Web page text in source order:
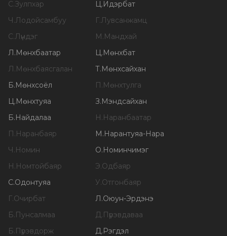
С.Зулпхар Ц.Идэрбат
Ч.Лодойсамбуу Г.Лувсанжамц
С.Лүндэг М.Мандхай
Л.Мөнхбаатар Ц.Мөнхбат
Л.Мөнхбаясгалан Т.Мөнхсайхан
Б.Мөнхсоёл П.Мөнхтулга
Ц.Мөнхтуяа З.Мэндсайхан
Б.Найдалаа Н.Наранбаатар
П.Наранбаяр М.Нарантуяа-Нара
Ч.Номин О.Номинчимэг
Н.Номтойбаяр Э.Одбаяр
С.Одонтуяа У.Отгонбаяр
Г.Очирбат Л.Оюун-Эрдэнэ
Б.Пунсалмаа Д.Пүрэвдаваа
Б.Пүрэвдорж Д.Рэгдэл